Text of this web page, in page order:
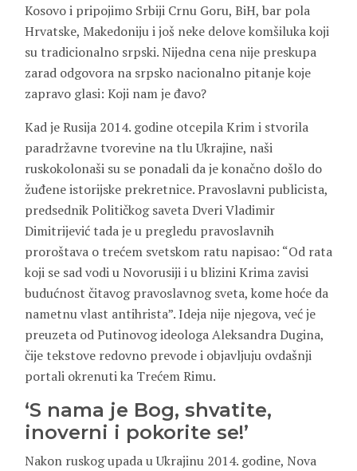
Kosovo i pripojimo Srbiji Crnu Goru, BiH, bar pola
Hrvatske, Makedoniju i još neke delove komšiluka koji
su tradicionalno srpski. Nijedna cena nije preskupa
zarad odgovora na srpsko nacionalno pitanje koje
zapravo glasi: Koji nam je đavo?
Kad je Rusija 2014. godine otcepila Krim i stvorila
paradržavne tvorevine na tlu Ukrajine, naši
ruskokolonaši su se ponadali da je konačno došlo do
žuđene istorijske prekretnice. Pravoslavni publicista,
predsednik Političkog saveta Dveri Vladimir
Dimitrijević tada je u pregledu pravoslavnih
proroštava o trećem svetskom ratu napisao: “Od rata
koji se sad vodi u Novorusiji i u blizini Krima zavisi
budućnost čitavog pravoslavnog sveta, kome hoće da
nametnu vlast antihrista”. Ideja nije njegova, već je
preuzeta od Putinovog ideologa Aleksandra Dugina,
čije tekstove redovno prevode i objavljuju ovdašnji
portali okrenuti ka Trećem Rimu.
‘S nama je Bog, shvatite,
inoverni i pokorite se!’
Nakon ruskog upada u Ukrajinu 2014. godine, Nova